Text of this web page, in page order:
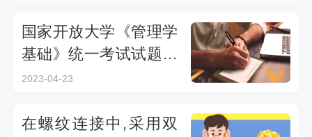
国家开放大学《管理学
基础》统一考试试题及
答案
2023-04-23
在螺纹连接中,采用双